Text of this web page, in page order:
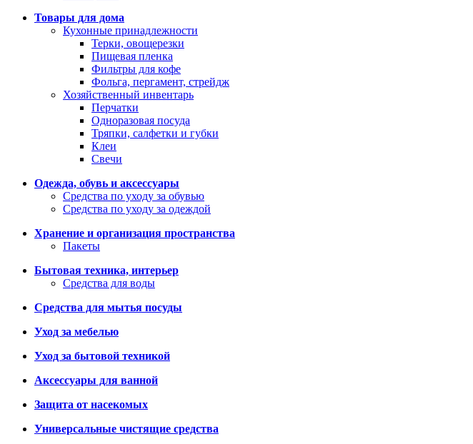
Товары для дома
Кухонные принадлежности
Терки, овощерезки
Пищевая пленка
Фильтры для кофе
Фольга, пергамент, стрейдж
Хозяйственный инвентарь
Перчатки
Одноразовая посуда
Тряпки, салфетки и губки
Клеи
Свечи
Одежда, обувь и аксессуары
Средства по уходу за обувью
Средства по уходу за одеждой
Хранение и организация пространства
Пакеты
Бытовая техника, интерьер
Средства для воды
Средства для мытья посуды
Уход за мебелью
Уход за бытовой техникой
Аксессуары для ванной
Защита от насекомых
Универсальные чистящие средства